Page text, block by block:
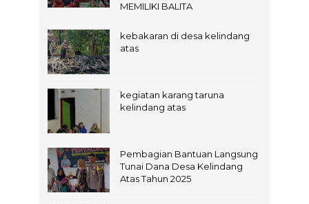
MEMILIKI BALITA
kebakaran di desa kelindang
atas
kegiatan karang taruna
kelindang atas
Pembagian Bantuan Langsung
Tunai Dana Desa Kelindang
Atas Tahun 2025